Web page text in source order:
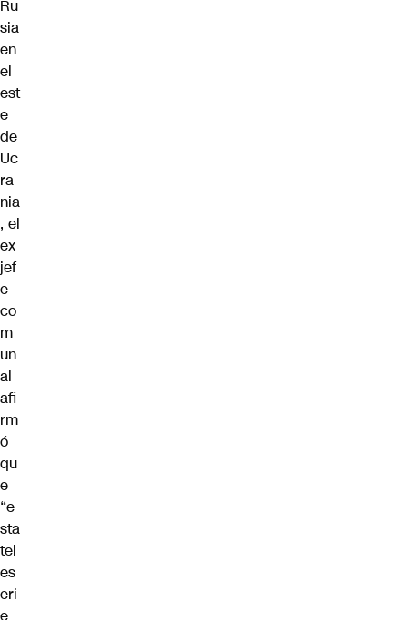
Ru
sia
en
el
est
e
de
Uc
ra
nia
, el
ex
jef
e
co
m
un
al
afi
rm
ó
qu
e
“e
sta
tel
es
eri
e